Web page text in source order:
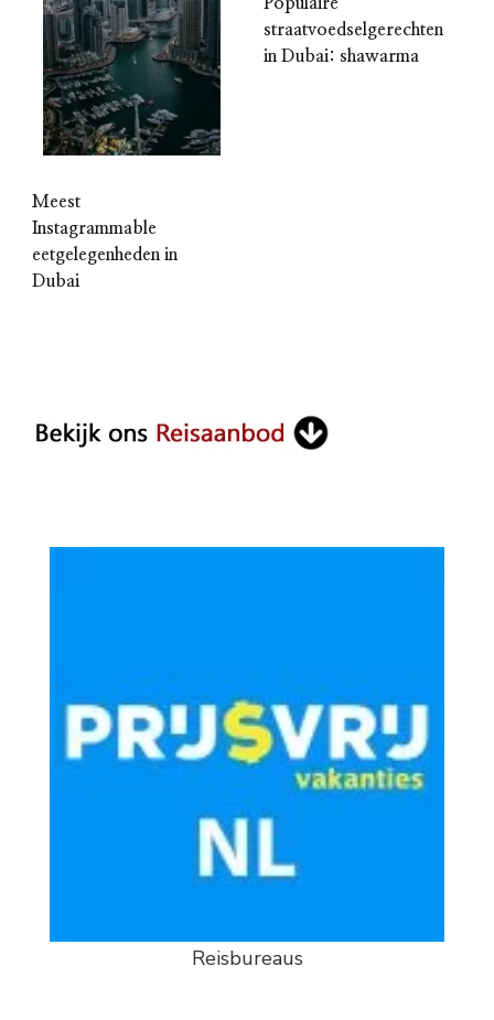
Meest
Instagrammable
eetgelegenheden in
Dubai
straatvoedselgerechten
in Dubai: shawarma
Reisbureaus